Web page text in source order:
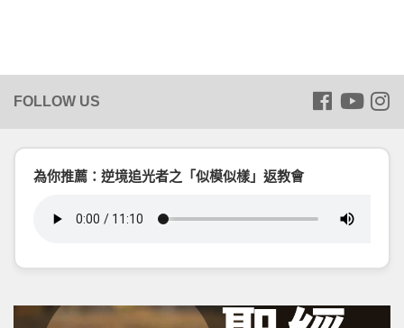
為你推薦：逆境追光者之「似模似樣」返教會